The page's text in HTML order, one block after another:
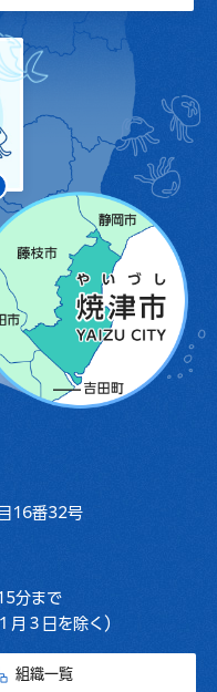
16番32号
分まで
月３日を除く）
組織一覧